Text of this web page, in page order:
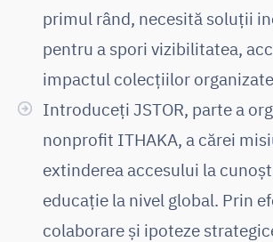
primul rând, necesită soluții
pentru a spori vizibilitatea,
impactul colecțiilor
Introduceți JSTOR, parte a
nonprofit ITHAKA, a cărei
extinderea accesului la
educație la nivel global. Prin
colaborare și ipoteze